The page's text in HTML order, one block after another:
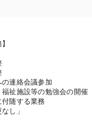
の連絡会議参加
福祉施設等の勉強会の開催
付随する業務
し」